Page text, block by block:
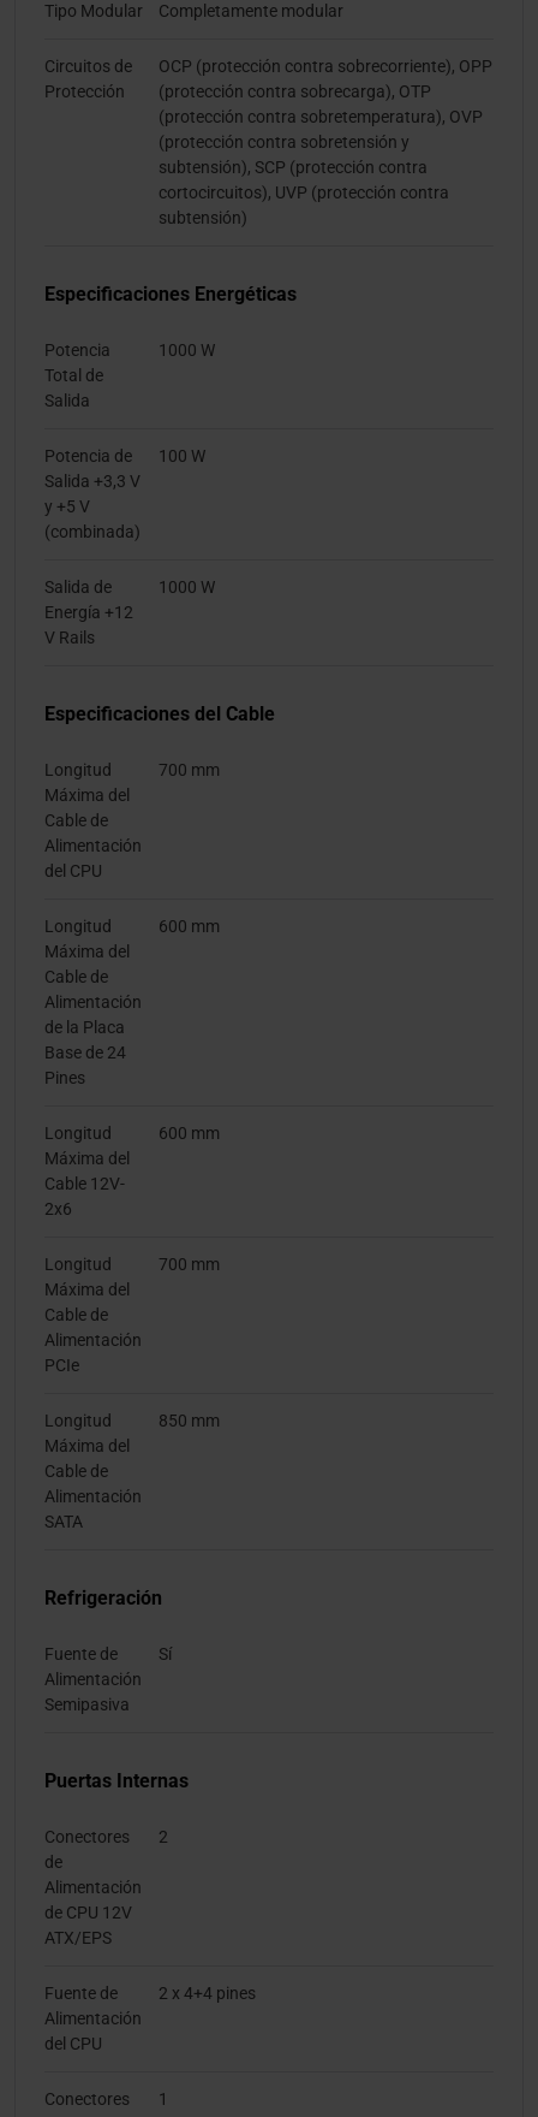
Tipo Modular Completamente modular
Circuitos de
Protección
OCP (protección contra sobrecorriente), OPP
(protección contra sobrecarga), OTP
(protección contra sobretemperatura), OVP
(protección contra sobretensión y
subtensión), SCP (protección contra
cortocircuitos), UVP (protección contra
subtensión)
Especificaciones Energéticas
Potencia
Total de
Salida
1000 W
Potencia de
Salida +3,3 V
y +5 V
(combinada)
100 W
Salida de
Energía +12
V Rails
1000 W
Especificaciones del Cable
Longitud
Máxima del
Cable de
Alimentación
del CPU
700 mm
Longitud
Máxima del
Cable de
Alimentación
de la Placa
Base de 24
Pines
600 mm
Longitud
Máxima del
Cable 12V-
2x6
600 mm
Longitud
Máxima del
Cable de
Alimentación
PCIe
700 mm
Longitud
Máxima del
Cable de
Alimentación
SATA
850 mm
Refrigeración
Fuente de
Alimentación
Semipasiva
Sí
Puertas Internas
Conectores
de
Alimentación
de CPU 12V
ATX/EPS
2
Fuente de
Alimentación
del CPU
2 x 4+4 pines
Conectores
1